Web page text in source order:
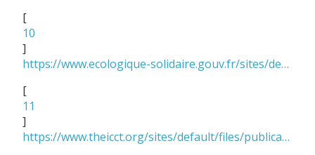
[
10
]
https://www.ecologique-solidaire.gouv.fr/sites/default/files/2018.06.01_dp_plan_deploiement_hydrogene_0.pdf
[
11
]
https://www.theicct.org/sites/default/files/publications/EV-life-cycle-GHG_ICCT-Briefing_09022018_vF.pdf